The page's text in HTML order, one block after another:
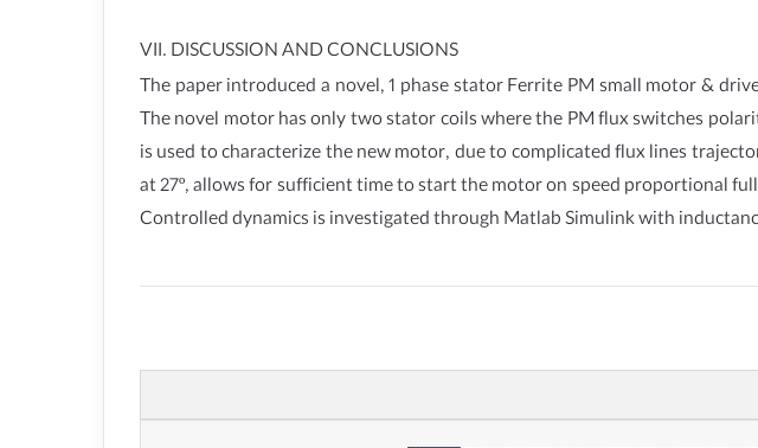
VII. DISCUSSION AND CONCLUSIONS
The paper introduced a novel, 1 phase stator Ferrite PM small motor &
The novel motor has only two stator coils where the PM flux switches
is used to characterize the new motor, due to complicated flux lines
at 27º, allows for sufficient time to start the motor on speed proportional
Controlled dynamics is investigated through Matlab Simulink with